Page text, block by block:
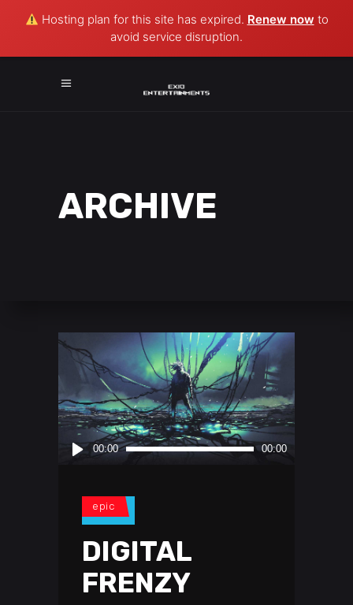
Hosting plan for this site has expired. Renew now to
avoid service disruption.
ARCHIVE
Audio 00:00 00:00
epic
DIGITAL
FRENZY